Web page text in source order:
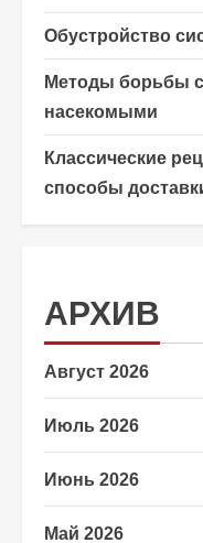
Обустройство
Методы борьбы
насекомыми
Классические
способы
АРХИВ
Август 2026
Июль 2026
Июнь 2026
Май 2026